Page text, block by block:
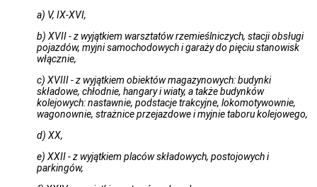
Budownictwo
Komunikat
wprowadzenia
protokołów
przeglądu
kominowych
Komunikat
właścicieli
a) V, IX-XVI,
b) XVII - z wyjątkiem warsztatów rzemieślniczych, stacji obsługi
pojazdów, myjni samochodowych i garaży do pięciu stanowisk
włącznie,
c) XVIII - z wyjątkiem obiektów magazynowych: budynki
składowe, chłodnie, hangary i wiaty, a także budynków
kolejowych: nastawnie, podstacje trakcyjne, lokomotywownie,
wagonownie, strażnice przejazdowe i myjnie taboru kolejowego,
d) XX,
e) XXII - z wyjątkiem placów składowych, postojowych i
parkingów,